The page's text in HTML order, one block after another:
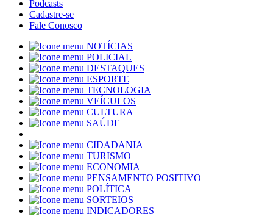
Podcasts
Cadastre-se
Fale Conosco
NOTÍCIAS
POLICIAL
DESTAQUES
ESPORTE
TECNOLOGIA
VEÍCULOS
CULTURA
SAÚDE
+
CIDADANIA
TURISMO
ECONOMIA
PENSAMENTO POSITIVO
POLÍTICA
SORTEIOS
INDICADORES